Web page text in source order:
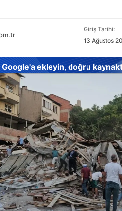
Giriş Tarihi:
13 Ağustos
ekleyin, doğru